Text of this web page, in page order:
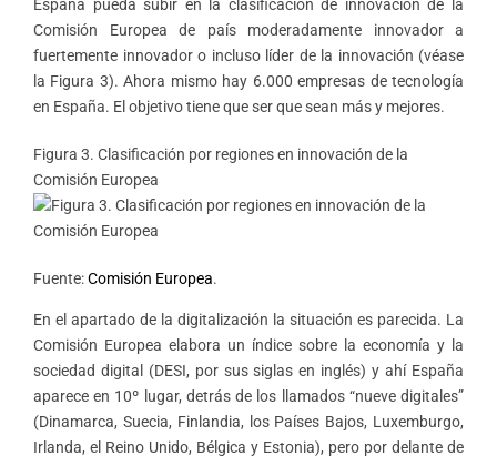
España pueda subir en la clasificación de innovación de la
Comisión Europea de país moderadamente innovador a
fuertemente innovador o incluso líder de la innovación (véase
la Figura 3). Ahora mismo hay 6.000 empresas de tecnología
en España. El objetivo tiene que ser que sean más y mejores.
Figura 3. Clasificación por regiones en innovación de la
Comisión Europea
Fuente:Comisión Europea.
En el apartado de la digitalización la situación es parecida. La
Comisión Europea elabora un índice sobre la economía y la
sociedad digital (DESI, por sus siglas en inglés) y ahí España
aparece en 10º lugar, detrás de los llamados “nueve digitales”
(Dinamarca, Suecia, Finlandia, los Países Bajos, Luxemburgo,
Irlanda, el Reino Unido, Bélgica y Estonia), pero por delante de